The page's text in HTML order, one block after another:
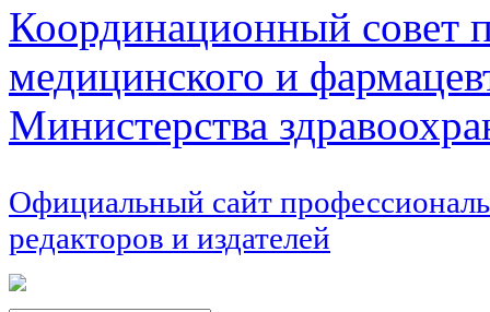
Координационный совет
медицинского и
Министерства
Официальный сайт
редакторов и издателей